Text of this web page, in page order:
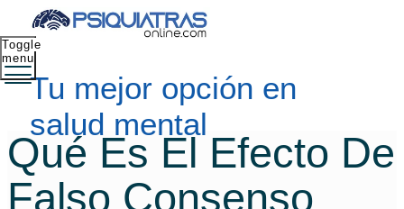
Tu mejor opción en
salud mental
Toggle
menu
Qué Es El Efecto De
Falso Consenso